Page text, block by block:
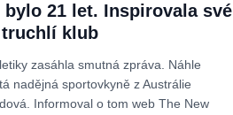
bylo 21 let. Inspirovala své
klub
zasáhla smutná zpráva. Náhle
nadějná sportovkyně z Austrálie
Informoval o tom web The New